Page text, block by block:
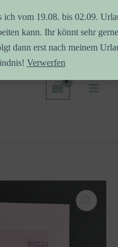
ich vom 19.08. bis 02.09.
kann. Ihr könnt sehr gerne
dann erst nach meinem
Verwerfen